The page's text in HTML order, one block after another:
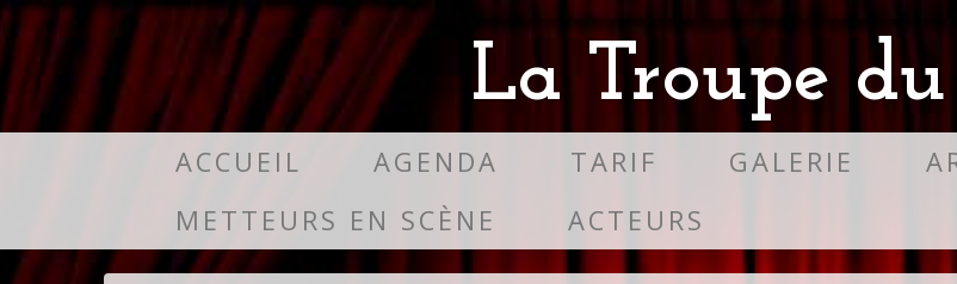
La Troupe
ACCUEIL AGENDA TARIF GALERIE
METTEURS EN SCÈNE
ACTEURS